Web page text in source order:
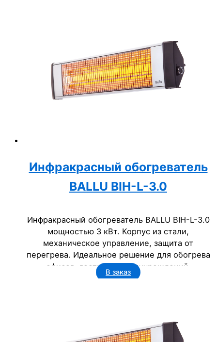
Инфракрасный обогреватель
BALLU BIH-L-3.0
Инфракрасный обогреватель BALLU BIH-L-3.0
мощностью 3 кВт. Корпус из стали,
механическое управление, защита от
перегрева. Идеальное решение для обогрева
офисов, гостиниц и госучреждений.
Надежность и эффективность для бизнеса.
В заказ